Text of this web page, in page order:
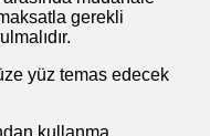
gerekli
yüz temas edecek
kullanma